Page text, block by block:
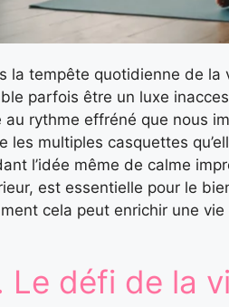
la tempête quotidienne de la
parfois être un luxe
au rythme effréné que nous
les multiples casquettes
l’idée même de calme
est essentielle pour le
cela peut enrichir une
Le défi de la